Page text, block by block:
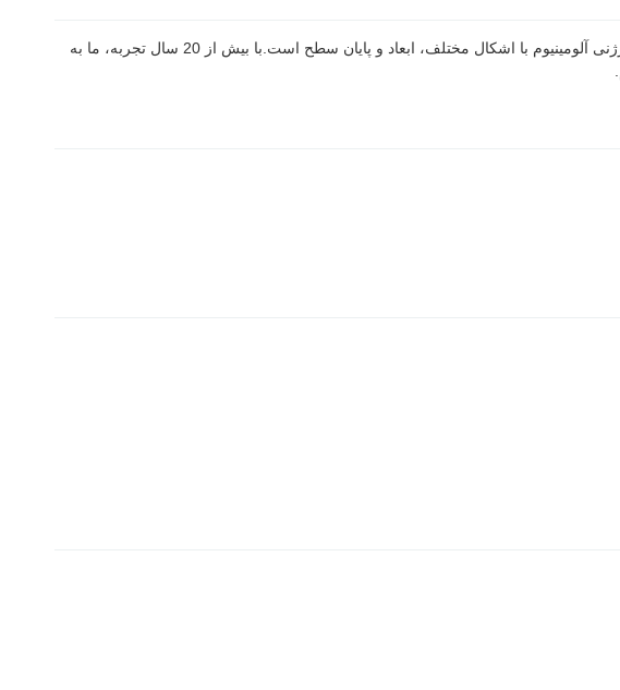
شرکت FOSHAN PENGDONG ALUMINUM CO.، LTD در فوشان واقع شده است و تولید کننده حرفه ای پروفایل های اکسترژنی آلومینیوم با اشکال مختلف، ابعاد و پایان سطح است.با بیش از 20 سال تجربه، ما به